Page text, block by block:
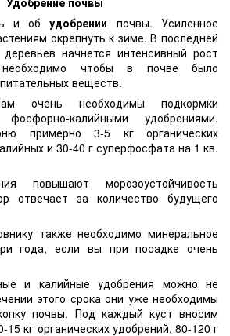
и обудобрении почвы. Усиленное
окрепнуть к зиме. В последней
начнется интенсивный рост
необходимо чтобы в почве было
веществ.
очень необходимы подкормки
калийными удобрениями.
примерно 3-5 кг органических
и 30-40 г суперфосфата на 1 кв.
повышают морозоустойчивость
отвечает за количество будущего
также необходимо минеральное
года, если вы при посадке очень
и калийные удобрения можно не
этого срока они уже необходимы
почвы. Под каждый куст вносим
кг органических удобрений, 80-120 г